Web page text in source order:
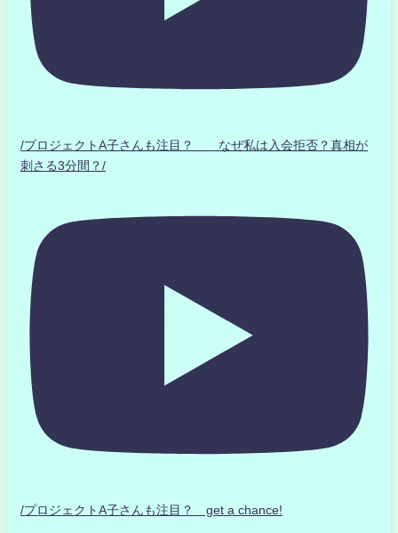
/プロジェクトA子さんも注目？ なぜ私は入会拒否？真相が
刺さる3分間？/
/プロジェクトA子さんも注目？ get a chance!